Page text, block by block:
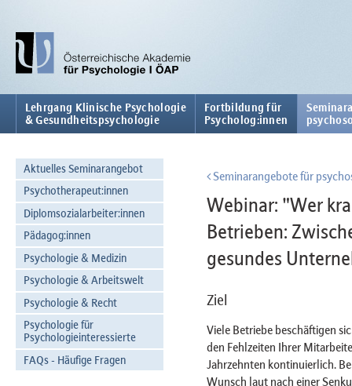
Lehrgang Klinische Psychologie
& Gesundheitspsychologie
Fortbildung für
Psycholog:innen
Aktuelles Seminarangebot
Psychotherapeut:innen
Diplomsozialarbeiter:innen
Pädagog:innen
Psychologie & Medizin
Psychologie & Arbeitswelt
Psychologie & Recht
Psychologie für
Psychologieinteressierte
FAQs - Häufige Fragen
Seminarangebote für
Webinar: "Wer
Betrieben:
gesundes
Ziel
Viele Betriebe beschäftigen
den Fehlzeiten Ihrer
Jahrzehnten kontinuierlich.
Wunsch laut nach einer